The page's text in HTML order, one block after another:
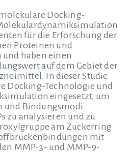
Docking-
für die Erforschung der
Proteinen und
und haben einen
auf dem Gebiet der
In dieser Studie
Docking-Technologie und
eingesetzt, um
und Bindungsmodi
zu analysieren und zu
am Zuckerring
mit
MMP-3- und MMP-9-